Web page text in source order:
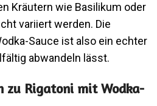
Kräutern wie Basilikum oder
variiert werden. Die
Sauce ist also ein echter
abwandeln lässt.
zu Rigatoni mit Wodka-